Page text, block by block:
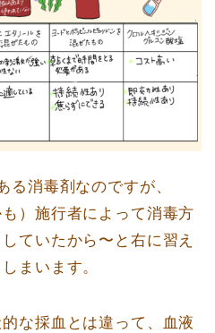
る消毒剤なのですが、
）施行者によって消毒方
ていたから〜と右に習え
まいます。
な採血とは違って、血液